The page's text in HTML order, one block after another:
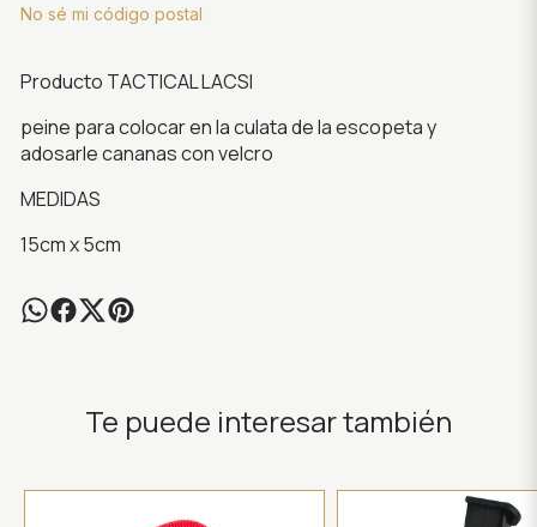
No sé mi código postal
Producto TACTICAL LACSI
peine para colocar en la culata de la escopeta y
adosarle cananas con velcro
MEDIDAS
15cm x 5cm
Te puede interesar también